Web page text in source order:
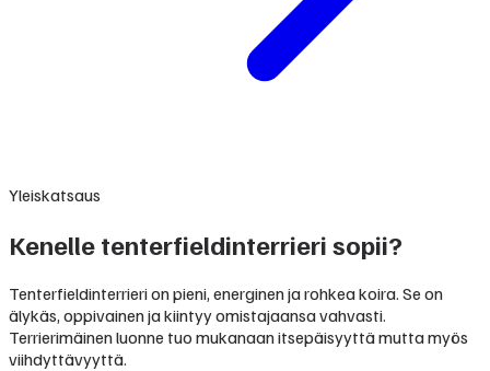
Yleiskatsaus
Kenelle tenterfieldinterrieri sopii?
Tenterfieldinterrieri on pieni, energinen ja rohkea koira. Se on
älykäs, oppivainen ja kiintyy omistajaansa vahvasti.
Terrierimäinen luonne tuo mukanaan itsepäisyyttä mutta myös
viihdyttävyyttä.